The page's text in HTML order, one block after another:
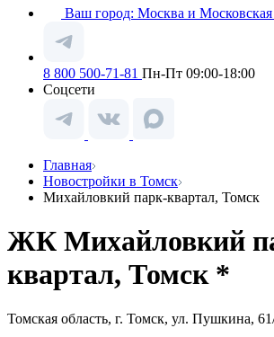
Ваш город: Москва и Московская
8 800 500-71-81 Пн-Пт 09:00-18:00
Соцсети
Главная
Новостройки в Томск
Михайловкий парк-квартал, Томск
ЖК Михайловкий
квартал, Томск *
Томская область, г. Томск, ул. Пушкина,